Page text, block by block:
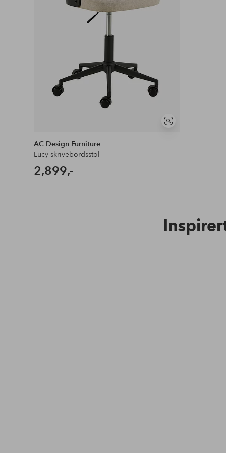
Vis
AC Design Furniture
Lucy skrivebordsstol
2,899,-